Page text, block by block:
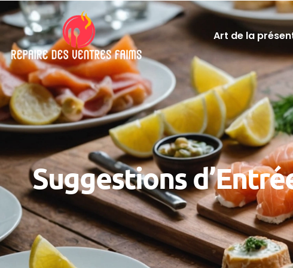
Art de la
Suggestions